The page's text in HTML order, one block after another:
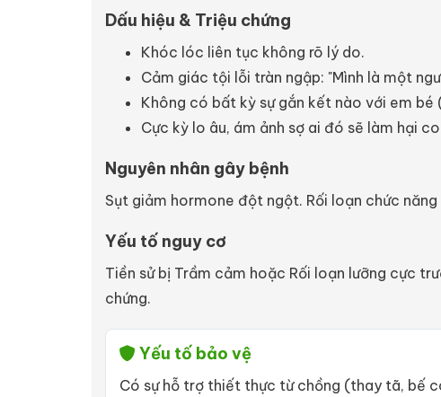
Dấu hiệu & Triệu chứng
Khóc lóc liên tục không rõ lý do.
Cảm giác tội lỗi tràn ngập: "Mình là một
Không có bất kỳ sự gắn kết nào với em
Cực kỳ lo âu, ám ảnh sợ ai đó sẽ làm hại
Nguyên nhân gây bệnh
Sụt giảm hormone đột ngột. Rối loạn chức
Yếu tố nguy cơ
Tiền sử bị Trầm cảm hoặc Rối loạn lưỡng cực
chứng.
Yếu tố bảo vệ
Có sự hỗ trợ thiết thực từ chồng (thay tã, bế